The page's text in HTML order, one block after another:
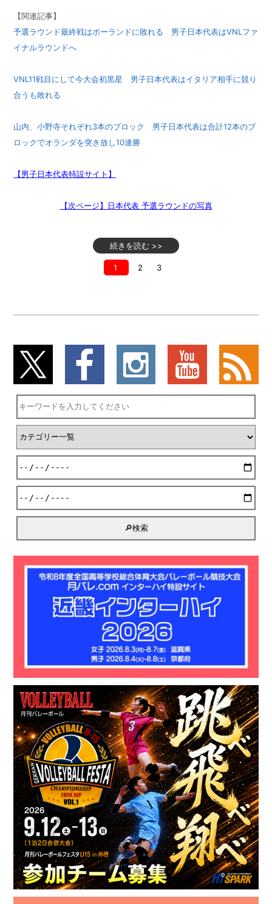
【関連記事】
予選ラウンド最終戦はポーランドに敗れる 男子日本代表はVNLファ
イナルラウンドへ
VNL11戦目にして今大会初黒星 男子日本代表はイタリア相手に競り
合うも敗れる
山内、小野寺それぞれ3本のブロック 男子日本代表は合計12本のブ
ロックでオランダを突き放し10連勝
【男子日本代表特設サイト】
【次ページ】日本代表 予選ラウンドの写真
続きを読む >>
1 2 3